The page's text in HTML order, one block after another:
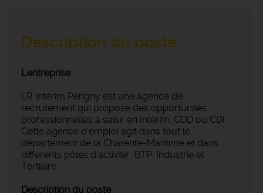
Description du poste
L'entreprise
LR Intérim Périgny est une agence de
recrutement qui propose des opportunités
professionnelles à saisir en Intérim, CDD ou CDI.
Cette agence d'emploi agit dans tout le
département de la Charente-Maritime et dans
différents pôles d'activité : BTP, Industrie et
Tertiaire.
Description du poste